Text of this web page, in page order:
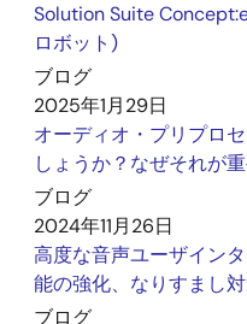
Solution Suite
ロボット)
ブログ
2025年1月29日
オーディオ・プリプロ
しょうか？なぜそれが
ブログ
2024年11月26日
高度な音声ユーザイン
能の強化、なりすまし
ブログ